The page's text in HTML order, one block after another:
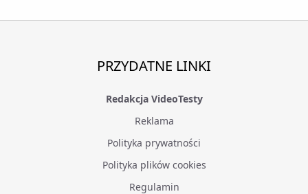
PRZYDATNE LINKI
Redakcja VideoTesty
Reklama
Polityka prywatności
Polityka plików cookies
Regulamin